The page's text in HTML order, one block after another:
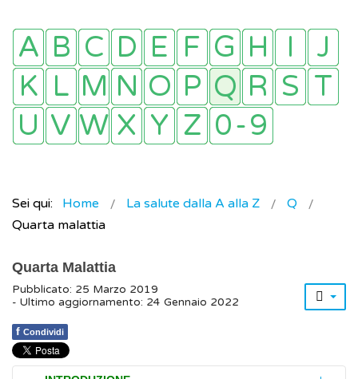
Sei qui: Home La salute dalla A alla Z
Q
Quarta malattia
Quarta Malattia
Pubblicato: 25 Marzo 2019
- Ultimo aggiornamento: 24 Gennaio 2022
f Condividi